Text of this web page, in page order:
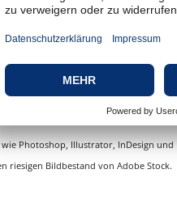
um 365 Tage!
Mobile Apps
zum Zeichnen
und gestaltet die
Photoshop, Illustrator, InDesign
riesigen Bildbestand von Adobe Stock.